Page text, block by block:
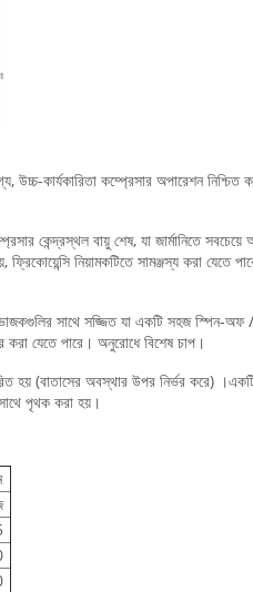
কার্যকারিতা কম্প্রেসার অপারেশন
কেন্দ্রস্থল বায়ু শেষ, যা জার্মানিতে
নিয়ামকটিতে সামঞ্জস্য করা যেতে
সাথে সজ্জিত যা একটি সহজ স্পিন-অফ
যেতে পারে। অনুরোধে বিশেষ চাপ।
হয় (বাতাসের অবস্থার উপর নির্ভর করে)
পৃথক করা হয়।